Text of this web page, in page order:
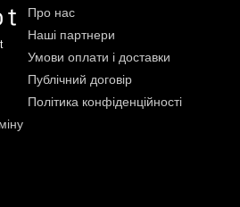
Про нас
Наші партнери
Умови оплати і доставки
Публічний договір
Політика конфіденційності